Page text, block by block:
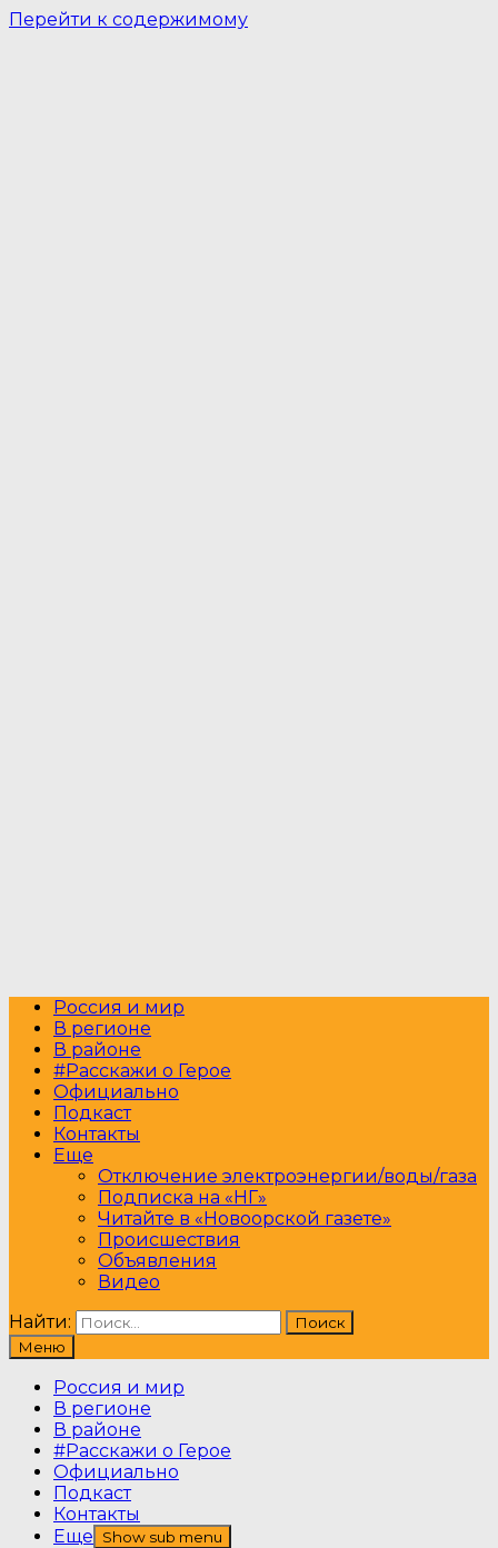
Перейти к содержимому
Россия и мир
В регионе
В районе
#Расскажи о Герое
Официально
Подкаст
Контакты
Еще
Отключение электроэнергии/воды/газа
Подписка на «НГ»
Читайте в «Новоорской газете»
Происшествия
Объявления
Видео
Найти:
Меню
Россия и мир
В регионе
В районе
#Расскажи о Герое
Официально
Подкаст
Контакты
Еще
Show sub menu